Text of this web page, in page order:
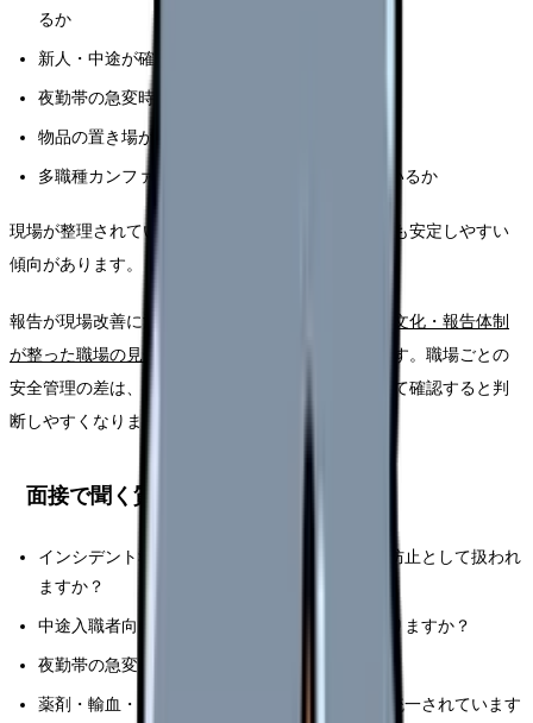
るか
新人・中途が確認できるマニュアルがあるか
夜勤帯の急変時応援体制を説明できるか
物品の置き場が整理され、探す時間が少ないか
多職種カンファレンスが形だけでなく機能しているか
現場が整理されている職場は、安全管理も業務負担も安定しやすい
傾向があります。
報告が現場改善に活きているかの見極め方は、
安全文化・報告体制
が整った職場の見分け方
でより詳しく整理しています。職場ごとの
安全管理の差は、
とあわせて確認すると判
断しやすくなります。
面接で聞く質問
インシデント報告後は、個人追及ではなく再発防止として扱われ
ますか？
中途入職者向けに医療安全・感染対策研修はありますか？
夜勤帯の急変時、応援要請の基準はありますか？
薬剤・輸血・転倒転落のダブルチェック手順は統一されています